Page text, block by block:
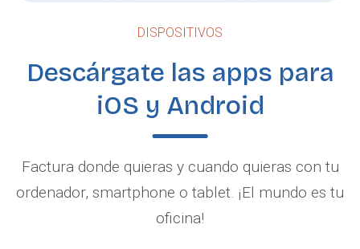
DISPOSITIVOS
Descárgate las apps para
iOS y Android
Factura donde quieras y cuando quieras con tu
ordenador, smartphone o tablet. ¡El mundo es tu
oficina!